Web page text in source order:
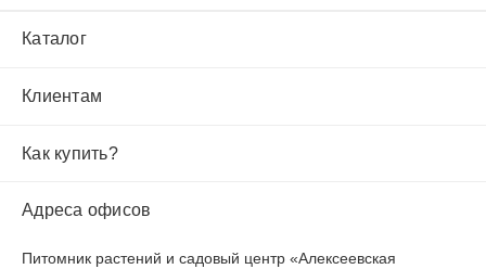
Каталог
Клиентам
Как купить?
Адреса офисов
Питомник растений и садовый центр «Алексеевская